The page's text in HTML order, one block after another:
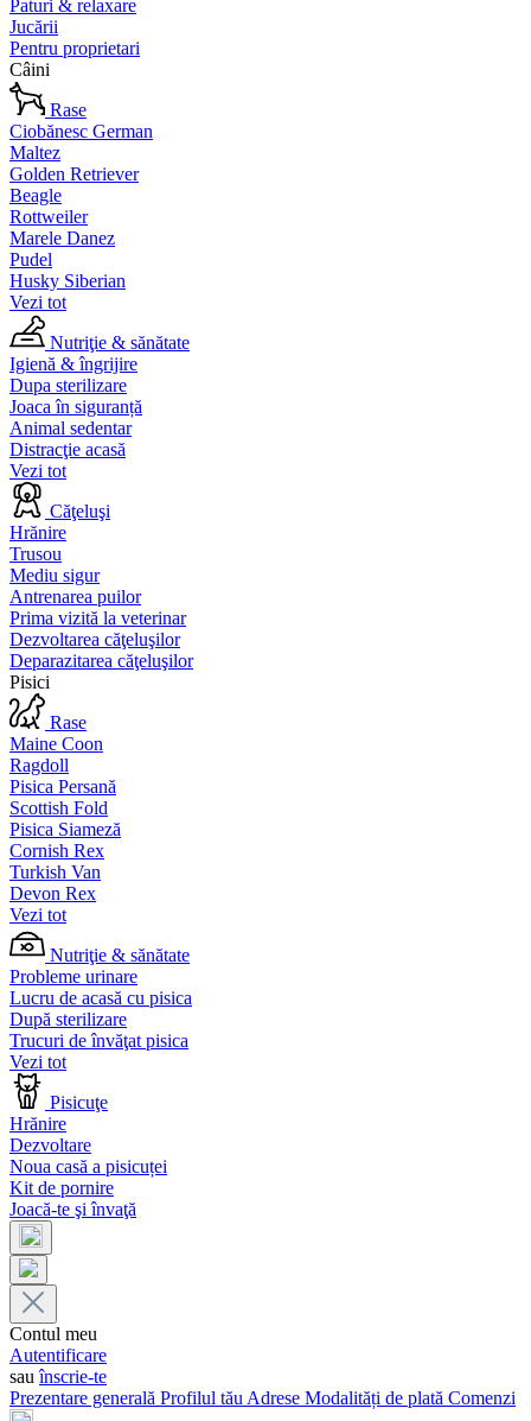
Paturi & relaxare
Jucării
Pentru proprietari
Câini
Rase
Ciobănesc German
Maltez
Golden Retriever
Beagle
Rottweiler
Marele Danez
Pudel
Husky Siberian
Vezi tot
Nutriţie & sănătate
Igienă & îngrijire
Dupa sterilizare
Joaca în siguranță
Animal sedentar
Distracţie acasă
Vezi tot
Căţeluşi
Hrănire
Trusou
Mediu sigur
Antrenarea puilor
Prima vizită la veterinar
Dezvoltarea căţeluşilor
Deparazitarea căţeluşilor
Pisici
Rase
Maine Coon
Ragdoll
Pisica Persană
Scottish Fold
Pisica Siameză
Cornish Rex
Turkish Van
Devon Rex
Vezi tot
Nutriţie & sănătate
Probleme urinare
Lucru de acasă cu pisica
După sterilizare
Trucuri de învăţat pisica
Vezi tot
Pisicuţe
Hrănire
Dezvoltare
Noua casă a pisicuței
Kit de pornire
Joacă-te şi învaţă
Contul meu
Autentificare
sauînscrie-te
Prezentare generală Profilul tău Adrese Modalități de plată Comenzi